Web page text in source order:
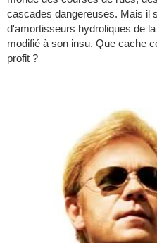
cascades dangereuses. Mais il
d'amortisseurs hydroliques de
modifié à son insu. Que cache
profit ?